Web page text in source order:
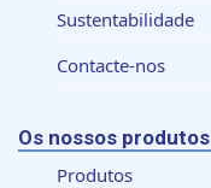
Sustentabilidade
Contacte-nos
Os nossos produtos
Produtos